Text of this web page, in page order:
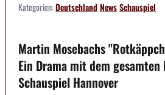
Kategorien:DeutschlandNewsSchauspiel
Martin Mosebachs
Ein Drama mit dem gesamten
Schauspiel Hannover